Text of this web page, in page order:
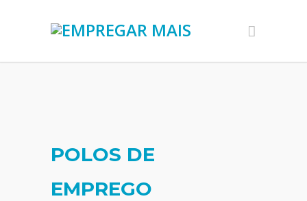
POLOS DE
EMPREGO